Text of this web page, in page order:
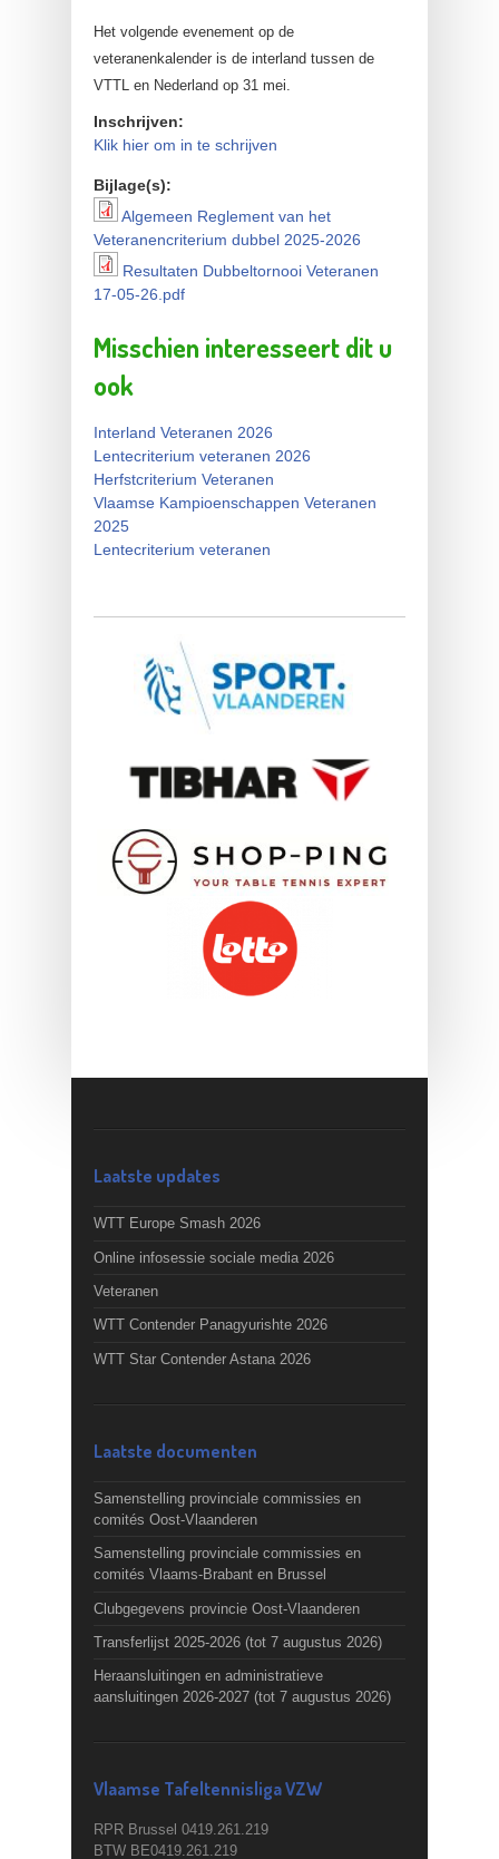
Het volgende evenement op de
veteranenkalender is de interland tussen de
VTTL en Nederland op 31 mei.
Inschrijven:
Klik hier om in te schrijven
Bijlage(s):
Algemeen Reglement van
het Veteranencriterium
dubbel 2025-2026
Algemeen Reglement van het
Veteranencriterium dubbel 2025-2026
Resultaten Dubbeltornooi
Veteranen 17-05-26.pdf
Resultaten Dubbeltornooi Veteranen
17-05-26.pdf
Misschien interesseert dit u
ook
Interland Veteranen 2026
Lentecriterium veteranen 2026
Herfstcriterium Veteranen
Vlaamse Kampioenschappen Veteranen
2025
Lentecriterium veteranen
Laatste updates
WTT Europe Smash 2026
Online infosessie sociale media 2026
Veteranen
WTT Contender Panagyurishte 2026
WTT Star Contender Astana 2026
Laatste documenten
Samenstelling provinciale commissies en
comités Oost-Vlaanderen
Samenstelling provinciale commissies en
comités Vlaams-Brabant en Brussel
Clubgegevens provincie Oost-Vlaanderen
Transferlijst 2025-2026 (tot 7 augustus 2026)
Heraansluitingen en administratieve
aansluitingen 2026-2027 (tot 7 augustus 2026)
Vlaamse Tafeltennisliga VZW
RPR Brussel 0419.261.219
BTW BE0419.261.219